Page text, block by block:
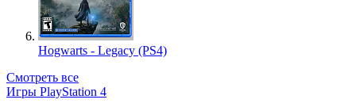
Hogwarts - Legacy (PS4)
Смотреть все
Игры PlayStation 4